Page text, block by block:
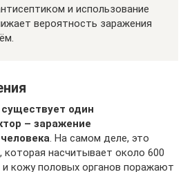
и использование
вероятность заражения
один
– заражение
. На самом деле, это
которая насчитывает около 600
кожу половых органов поражают